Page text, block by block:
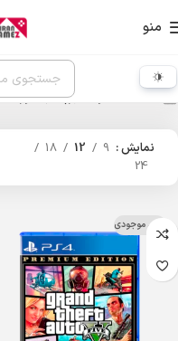
منو
محصولات برچسب خورده “gta”
نمایش 9
12
18
24
اتمام موجودی